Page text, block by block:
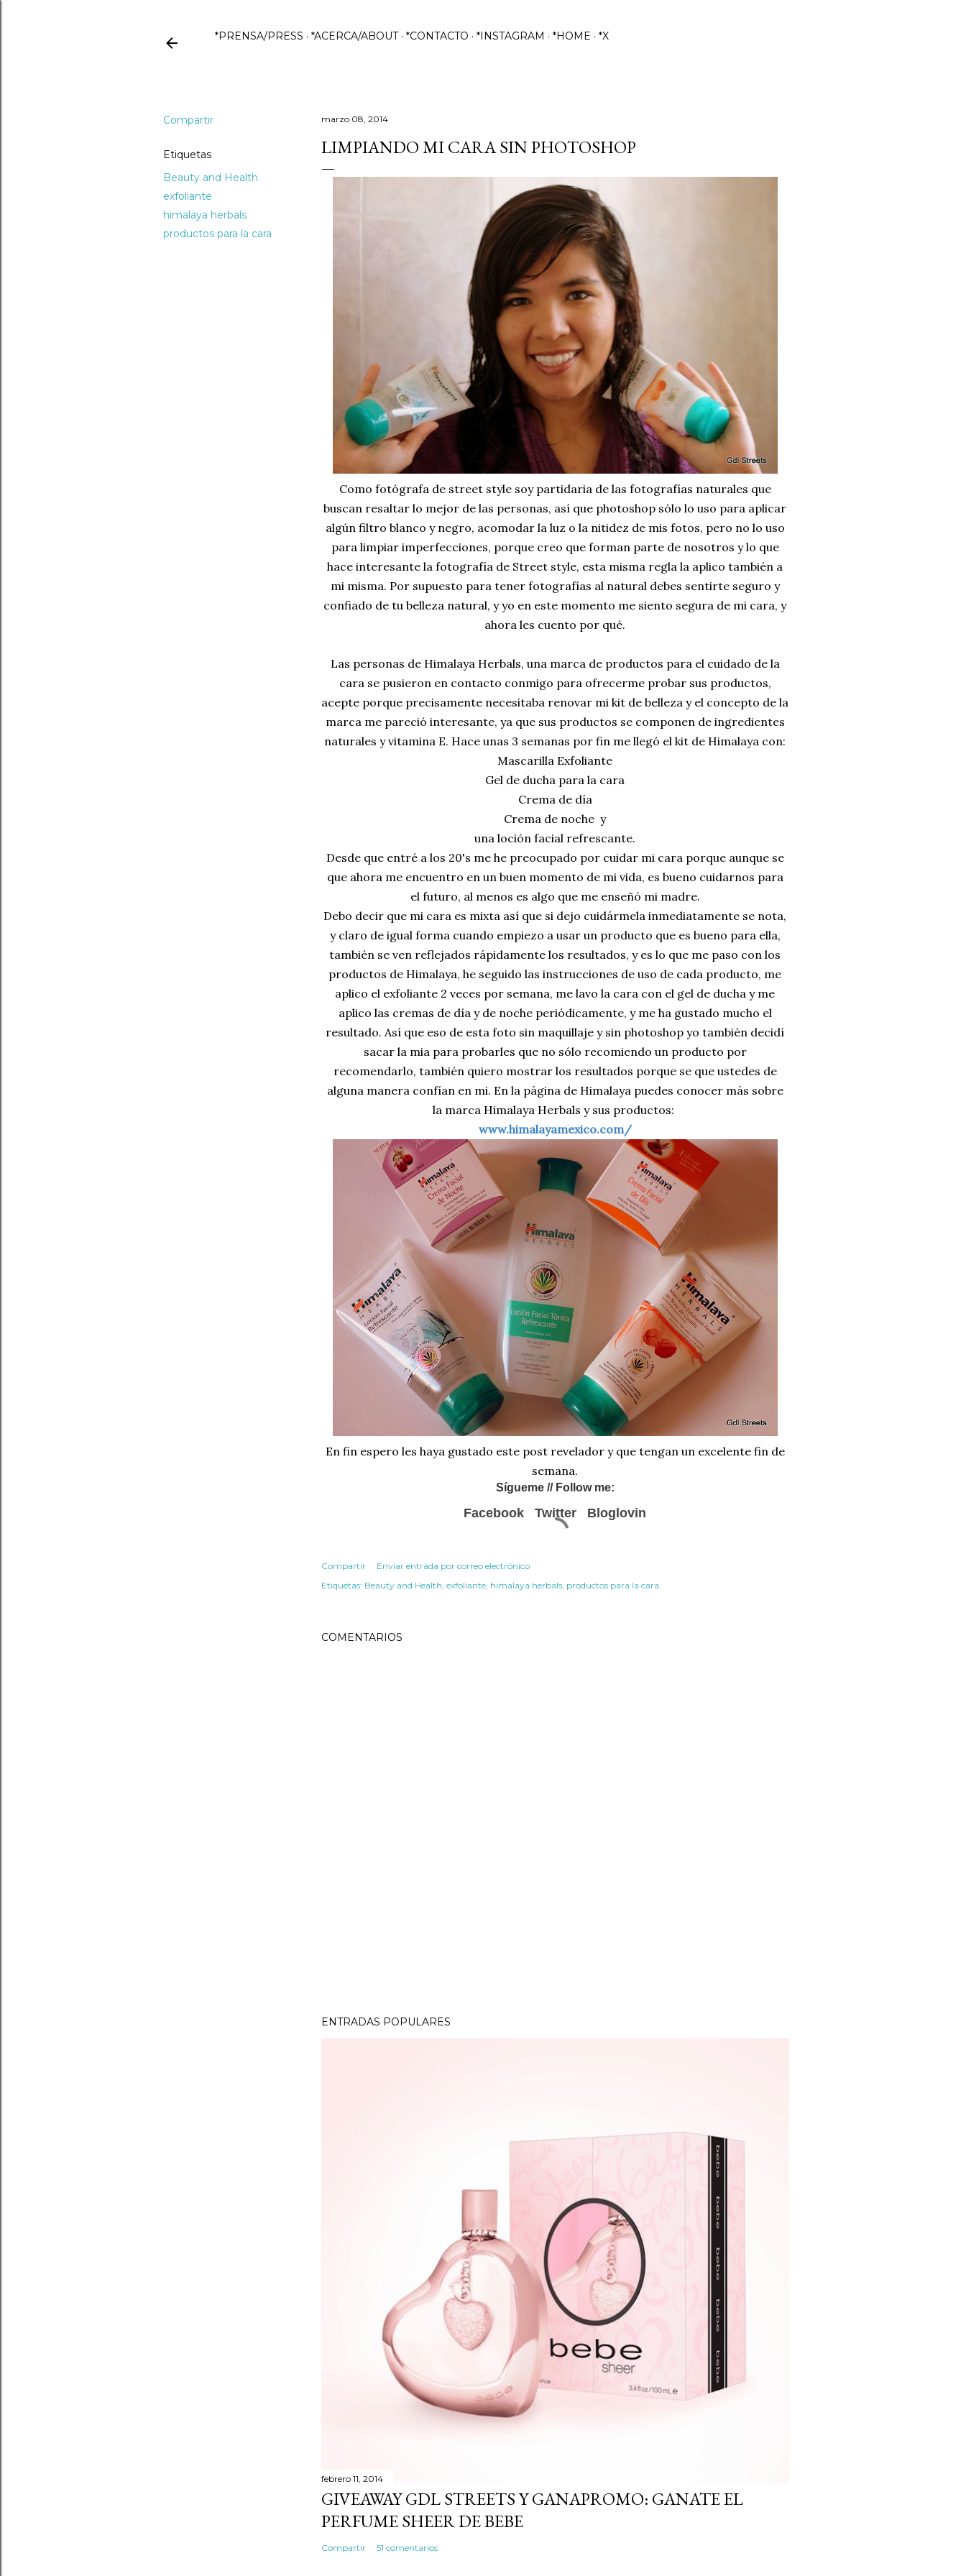
*PRENSA/PRESS *ACERCA/ABOUT *CONTACTO *INSTAGRAM *HOME *X
Compartir
Etiquetas
Beauty and Health
exfoliante
himalaya herbals
productos para la cara
marzo 08, 2014
LIMPIANDO MI CARA SIN PHOTOSHOP
Como fotógrafa de street style soy partidaria de las fotografías naturales que
buscan resaltar lo mejor de las personas, así que photoshop sólo lo uso para aplicar
algún filtro blanco y negro, acomodar la luz o la nitidez de mis fotos, pero no lo uso
para limpiar imperfecciones, porque creo que forman parte de nosotros y lo que
hace interesante la fotografía de Street style, esta misma regla la aplico también a
mi misma. Por supuesto para tener fotografías al natural debes sentirte seguro y
confiado de tu belleza natural, y yo en este momento me siento segura de mi cara, y
ahora les cuento por qué.
Las personas de Himalaya Herbals, una marca de productos para el cuidado de la
cara se pusieron en contacto conmigo para ofrecerme probar sus productos,
acepte porque precisamente necesitaba renovar mi kit de belleza y el concepto de la
marca me pareció interesante, ya que sus productos se componen de ingredientes
naturales y vitamina E. Hace unas 3 semanas por fin me llegó el kit de Himalaya con:
Mascarilla Exfoliante
Gel de ducha para la cara
Crema de día
Crema de noche y
una loción facial refrescante.
Desde que entré a los 20's me he preocupado por cuidar mi cara porque aunque se
que ahora me encuentro en un buen momento de mi vida, es bueno cuidarnos para
el futuro, al menos es algo que me enseñó mi madre.
Debo decir que mi cara es mixta así que si dejo cuidármela inmediatamente se nota,
y claro de igual forma cuando empiezo a usar un producto que es bueno para ella,
también se ven reflejados rápidamente los resultados, y es lo que me paso con los
productos de Himalaya, he seguido las instrucciones de uso de cada producto, me
aplico el exfoliante 2 veces por semana, me lavo la cara con el gel de ducha y me
aplico las cremas de día y de noche periódicamente, y me ha gustado mucho el
resultado. Así que eso de esta foto sin maquillaje y sin photoshop yo también decidí
sacar la mia para probarles que no sólo recomiendo un producto por
recomendarlo, también quiero mostrar los resultados porque se que ustedes de
alguna manera confían en mi. En la página de Himalaya puedes conocer más sobre
la marca Himalaya Herbals y sus productos:
www.himalayamexico.com/
En fin espero les haya gustado este post revelador y que tengan un excelente fin de
semana.
Sígueme// Follow me:
Facebook Twitter Bloglovin
Compartir
Enviar entrada por correo electrónico
Etiquetas: Beauty and Health exfoliante himalaya herbals productos para la cara
COMENTARIOS
ENTRADAS POPULARES
febrero 11, 2014
GIVEAWAY GDL STREETS Y GANAPROMO: GANATE EL
PERFUME SHEER DE BEBE
Compartir 51 comentarios